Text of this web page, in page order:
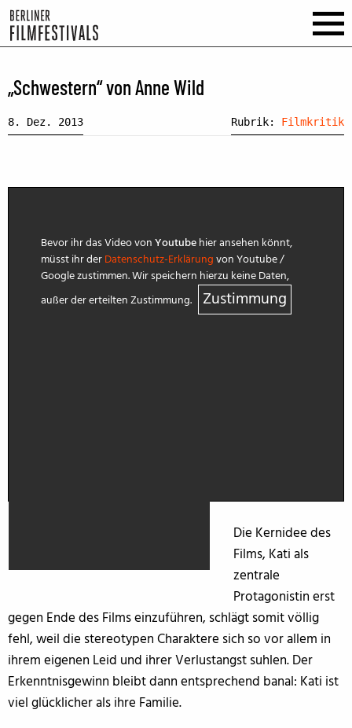
„Schwestern“ von Anne Wild
8. Dez. 2013 Rubrik: Filmkritik
Bevor ihr das Video vonYoutubehier ansehen könnt,
müsst ihr derDatenschutz-Erklärungvon Youtube /
Google zustimmen. Wir speichern hierzu keine Daten,
außer der erteilten Zustimmung.
Zustimmung
Die Kernidee des
Films, Kati als
zentrale
Protagonistin erst
gegen Ende des Films einzuführen, schlägt somit völlig
fehl, weil die stereotypen Charaktere sich so vor allem in
ihrem eigenen Leid und ihrer Verlustangst suhlen. Der
Erkenntnisgewinn bleibt dann entsprechend banal: Kati ist
viel glücklicher als ihre Familie.